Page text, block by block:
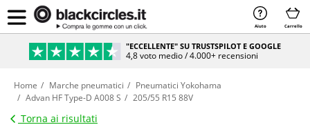
Aiuto Carrello
"ECCELLENTE" SU TRUSTSPILOT E GOOGLE
4,8 voto medio / 4.000+ recensioni
Home Marche pneumatici
Pneumatici Yokohama
Advan HF Type-D A008 S
205/55 R15 88V
Torna ai risultati